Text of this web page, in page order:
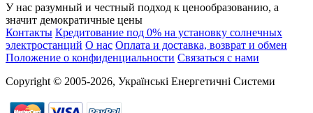
У нас разумный и честный подход к ценообразованию, а
значит демократичные цены
Контакты Кредитование под 0% на установку солнечных
электростанций О нас Оплата и доставка, возврат и обмен
Положение о конфиденциальности Связаться с нами
Copyright © 2005-2026, Українські Енергетичні Системи